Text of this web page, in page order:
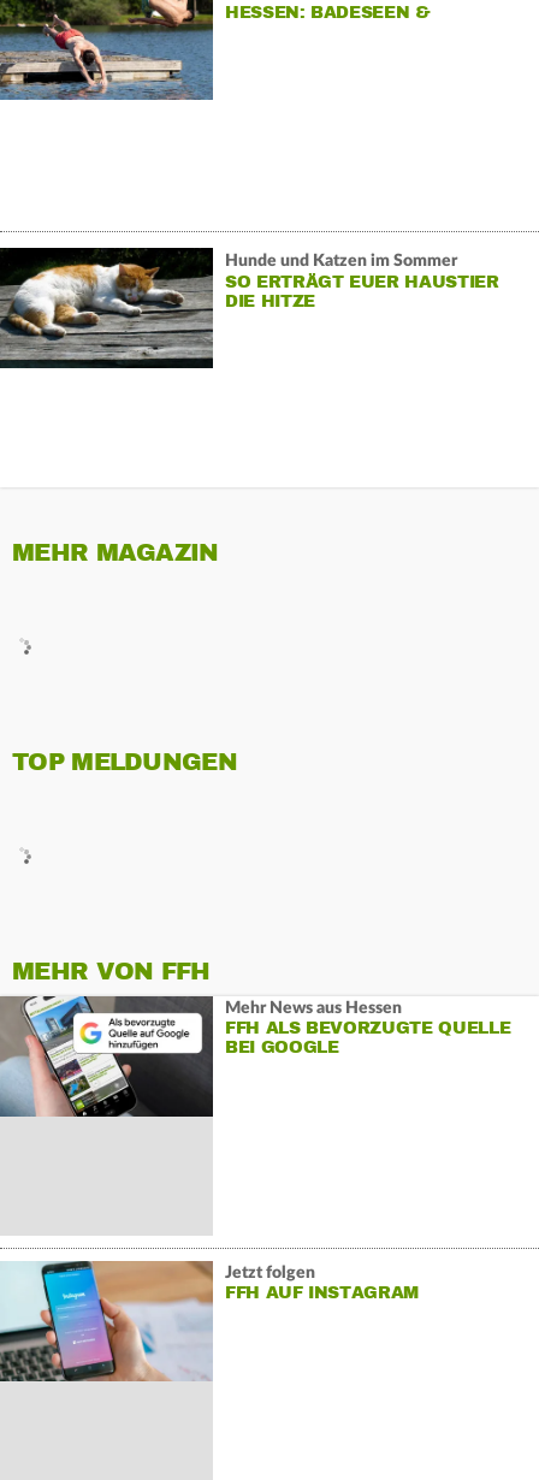
HESSEN: BADESEEN &
Hunde und Katzen im Sommer
SO ERTRÄGT EUER HAUSTIER
DIE HITZE
MEHR MAGAZIN
TOP MELDUNGEN
MEHR VON FFH
Mehr News aus Hessen
FFH ALS BEVORZUGTE QUELLE
BEI GOOGLE
Jetzt folgen
FFH AUF INSTAGRAM